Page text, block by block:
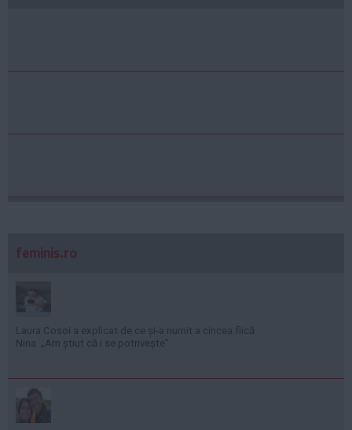
feminis.ro
Laura Cosoi a explicat de ce și-a numit a cincea fiică
Nina. „Am știut că i se potrivește”